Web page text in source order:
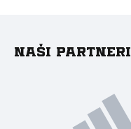
Naši partneri